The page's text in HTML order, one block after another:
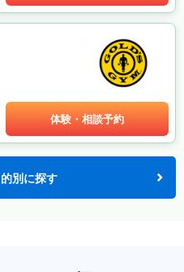
体験・相談予約
別に探す